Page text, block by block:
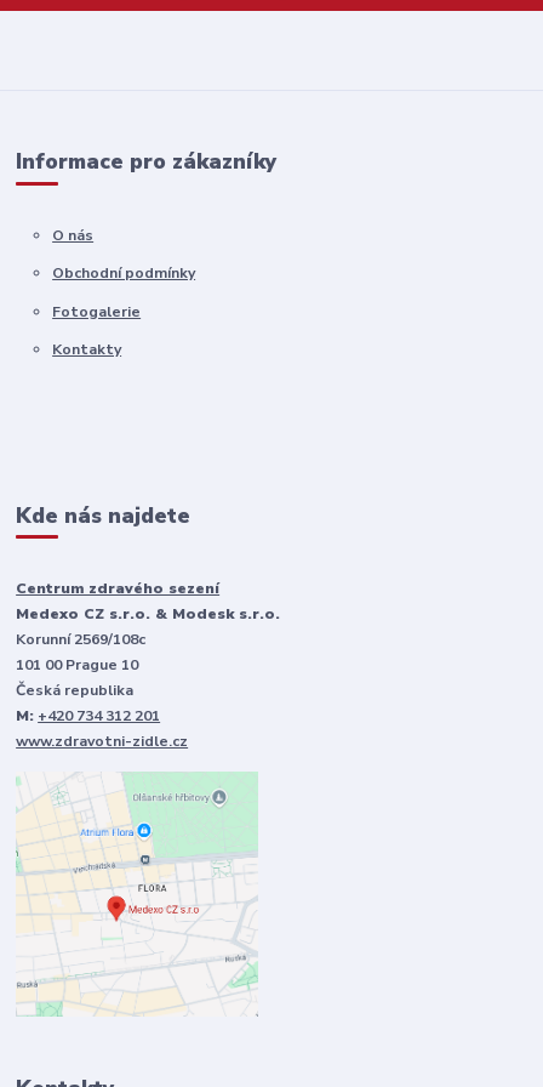
Informace pro zákazníky
O nás
Obchodní podmínky
Fotogalerie
Kontakty
Kde nás najdete
Centrum zdravého sezení
Medexo CZ s.r.o. & Modesk s.r.o.
Korunní 2569/108c
101 00 Prague 10
Česká republika
M: +420 734 312 201
www.zdravotni-zidle.cz